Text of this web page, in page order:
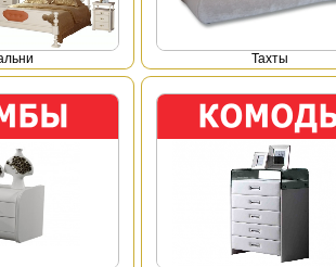
Тахты